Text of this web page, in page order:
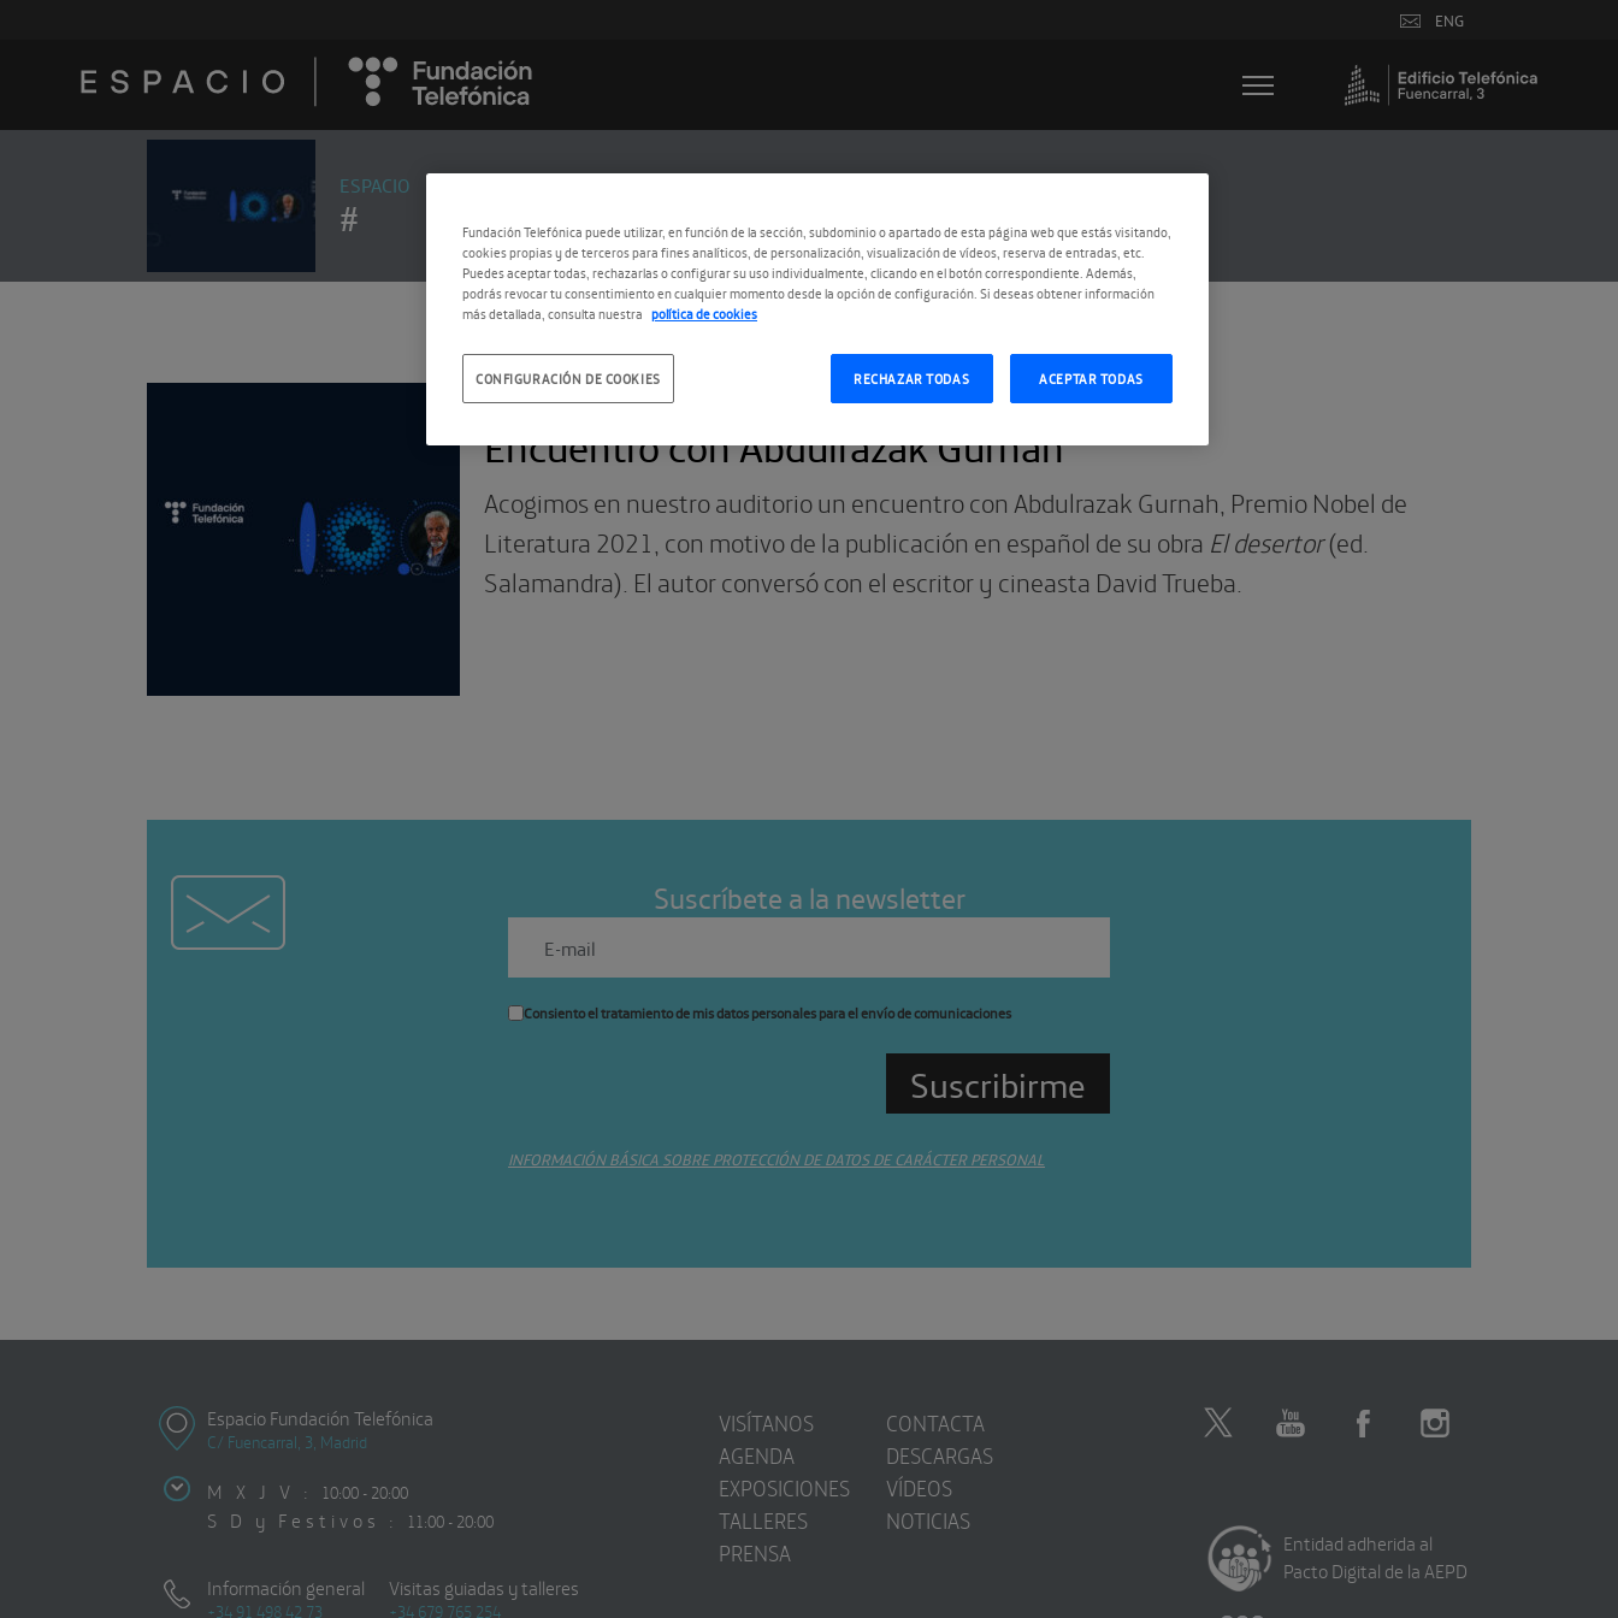
ENG
ESPACIO
#
04.09.2023
Encuentro con Abdulrazak Gurnah
Acogimos en nuestro auditorio un encuentro con Abdulrazak Gurnah, Premio Nobel de
Literatura 2021, con motivo de la publicación en español de su obra El desertor(ed.
Salamandra). El autor conversó con el escritor y cineasta David Trueba.
Suscríbete a la newsletter
Consiento el tratamiento de mis datos personales para el envío de comunicaciones
INFORMACIÓN BÁSICA SOBRE PROTECCIÓN DE DATOS DE CARÁCTER PERSONAL
Espacio Fundación Telefónica
C/ Fuencarral, 3, Madrid
M X J V : 10:00 - 20:00
S D y Festivos : 11:00 - 20:00
Información general
+34 91 498 42 73
Visitas guiadas y talleres
+34 679 765 254
VISÍTANOS
AGENDA
EXPOSICIONES
TALLERES
PRENSA
CONTACTA
DESCARGAS
VÍDEOS
NOTICIAS
Entidad adherida al
Pacto Digital de la AEPD
Fundación Telefónica puede utilizar, en función de la sección, subdominio o apartado de esta página web que estás visitando,
cookies propias y de terceros para fines analíticos, de personalización, visualización de vídeos, reserva de entradas, etc.
Puedes aceptar todas, rechazarlas o configurar su uso individualmente, clicando en el botón correspondiente. Además,
podrás revocar tu consentimiento en cualquier momento desde la opción de configuración. Si deseas obtener información
más detallada, consulta nuestra política de cookies
RECHAZAR TODAS ACEPTAR TODAS
CONFIGURACIÓN DE COOKIES